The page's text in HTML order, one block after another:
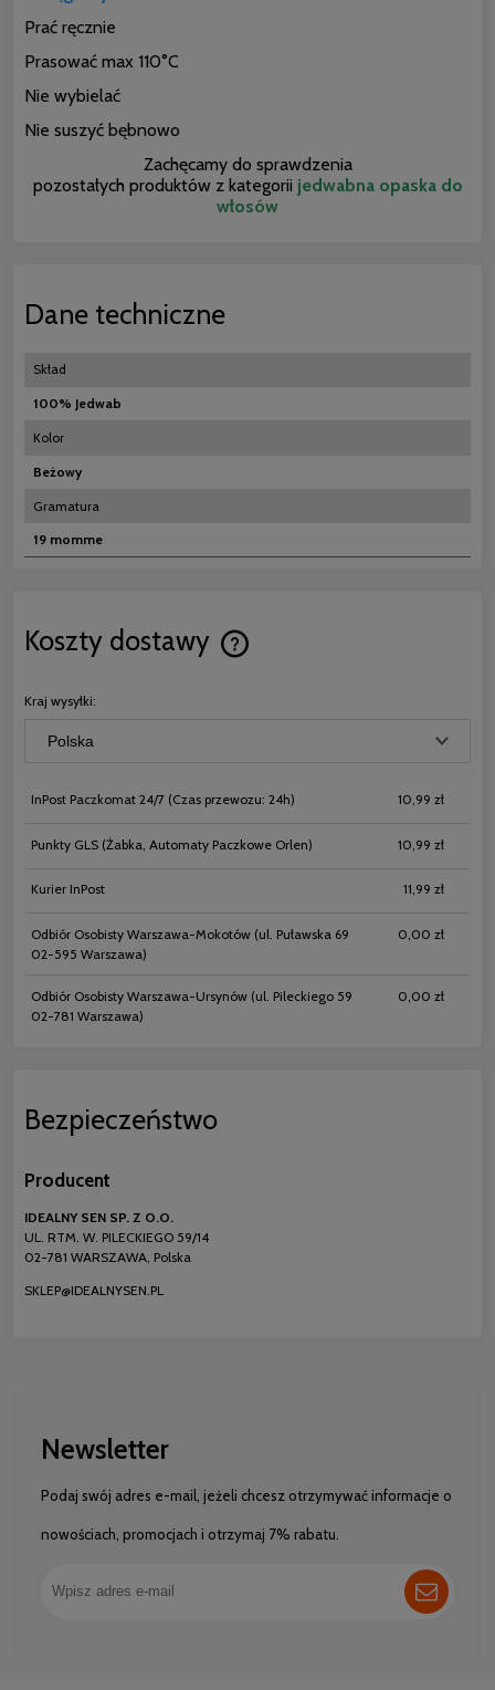
Prać ręcznie
Prasować max 110°C
Nie wybielać
Nie suszyć bębnowo
Zachęcamy do sprawdzenia
pozostałych produktów z kategorii jedwabna opaska do
włosów
Dane techniczne
Skład
100% Jedwab
Kolor
Beżowy
Gramatura
19 momme
Koszty dostawy
Cena nie zawiera ewentualnych
Kraj wysyłki:
InPost Paczkomat 24/7 (Czas przewozu: 24h) 10,99 zł
Punkty GLS (Żabka, Automaty Paczkowe Orlen) 10,99 zł
Kurier InPost 11,99 zł
Odbiór Osobisty Warszawa-Mokotów (ul. Puławska 69
02-595 Warszawa)
0,00 zł
Odbiór Osobisty Warszawa-Ursynów (ul. Pileckiego 59
02-781 Warszawa)
0,00 zł
Bezpieczeństwo
Producent
IDEALNY SEN SP. Z O.O.
UL. RTM. W. PILECKIEGO 59/14
02-781 WARSZAWA, Polska
SKLEP@IDEALNYSEN.PL
Newsletter
Podaj swój adres e-mail, jeżeli chcesz otrzymywać informacje o
nowościach, promocjach i otrzymaj 7% rabatu.